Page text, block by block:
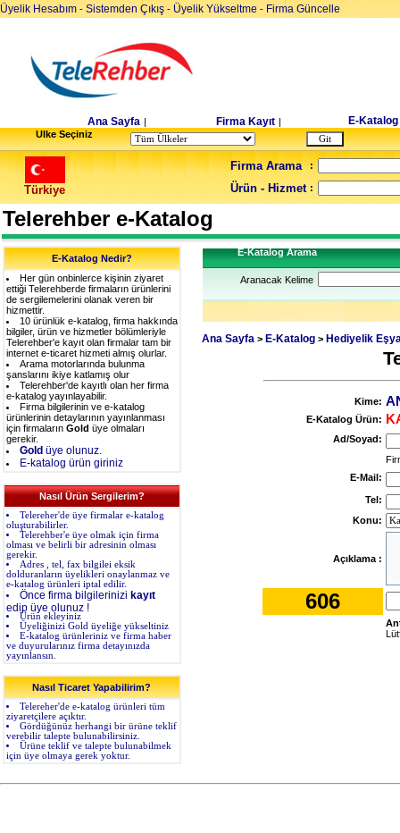
Üyelik Hesabım - Sistemden Çıkış - Üyelik Yükseltme - Firma Güncelle
Ana Sayfa | Firma Kayıt | E-Katalog
Ulke Seçiniz
Türkiye
Firma Arama :
Ürün - Hizmet :
Telerehber e-Katalog
E-Katalog Nedir?
Her gün onbinlerce kişinin ziyaret
ettiği Telerehberde firmaların ürünlerini
de sergilemelerini olanak veren bir
hizmettir.
10 ürünlük e-katalog, firma hakkında
bilgiler, ürün ve hizmetler bölümleriyle
Telerehber'e kayıt olan firmalar tam bir
internet e-ticaret hizmeti almış olurlar.
Arama motorlarında bulunma
şanslarını ikiye katlamış olur
Telerehber'de kayıtlı olan her firma
e-katalog yayınlayabilir.
Firma bilgilerinin ve e-katalog
ürünlerinin detaylarının yayınlanması
için firmaların Gold üye olmaları
gerekir.
Gold üye olunuz.
E-katalog ürün giriniz
Nasıl Ürün Sergilerim?
Telereher'de üye firmalar e-katalog
oluşturabilirler.
Telerehber'e üye olmak için firma
olması ve belirli bir adresinin olması
gerekir.
Adres , tel, fax bilgilei eksik
dolduranların üyelikleri onaylanmaz ve
e-katalog ürünleri iptal edilir.
Önce firma bilgilerinizi kayıt
edip üye olunuz !
Ürün ekleyiniz
Üyeliğinizi Gold üyeliğe yükseltiniz
E-katalog ürünleriniz ve firma haber
ve duyurularınız firma detayınızda
yayınlansın.
Nasıl Ticaret Yapabilirim?
Telereher'de e-katalog ürünleri tüm
ziyaretçilere açıktır.
Gördüğünüz herhangi bir ürüne teklif
verebilir talepte bulunabilirsiniz.
Ürüne teklif ve talepte bulunabilmek
için üye olmaya gerek yoktur.
E-Katalog Arama
Aranacak Kelime
Ana Sayfa > E-Katalog > Hediyelik
Kime:
E-Katalog Ürün:
Ad/Soyad:
E-Mail:
Tel:
Konu:
Açıklama :
606